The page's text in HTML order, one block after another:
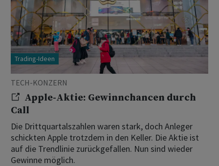
Trading-Ideen
TECH-KONZERN
Apple-Aktie: Gewinnchancen durch
Call
Die Drittquartalszahlen waren stark, doch Anleger
schickten Apple trotzdem in den Keller. Die Aktie ist
auf die Trendlinie zurückgefallen. Nun sind wieder
Gewinne möglich.